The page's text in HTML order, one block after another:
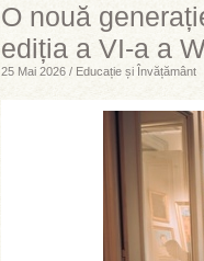
O nouă
ediția a VI-a a
25 Mai 2026 / Educație și Învățământ